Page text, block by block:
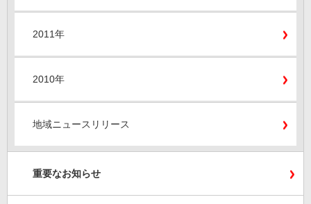
2011年
2010年
地域ニュースリリース
重要なお知らせ